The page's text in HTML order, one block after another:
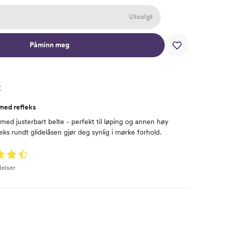
Utsolgt
Påminn meg
refleks
justerbart belte - perfekt til løping og annen høy
rundt glidelåsen gjør deg synlig i mørke forhold.